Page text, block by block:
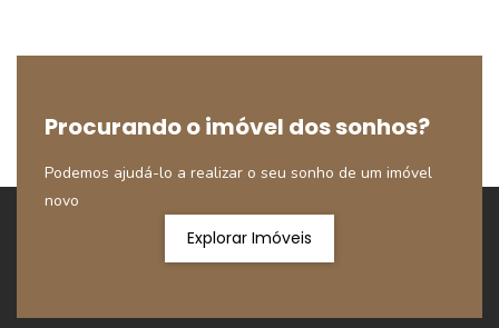
Procurando o imóvel dos sonhos?
Podemos ajudá-lo a realizar o seu sonho de um imóvel
novo
Explorar Imóveis